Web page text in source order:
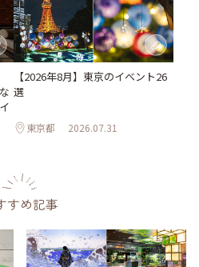
【2026年8月】東京のイベント26
選
東京都 2026.07.31
すめ記事